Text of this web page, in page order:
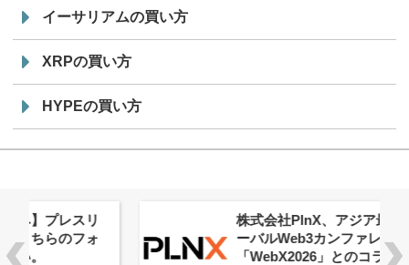
イーサリアムの買い方
XRPの買い方
HYPEの買い方
株式会社PlnX、アジア最大級のグロ
ーバルWeb3カンファレンス
「WebX2026」とのコラボレーショ